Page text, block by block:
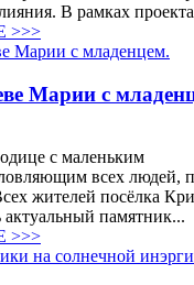
В рамках
>>>
Марии с
с маленьким
всех людей,
жителей посёлка
памятник...
>>>